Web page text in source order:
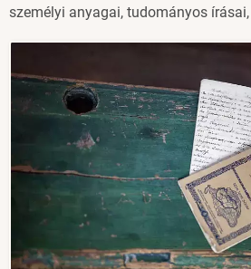
személyi anyagai, tudományos